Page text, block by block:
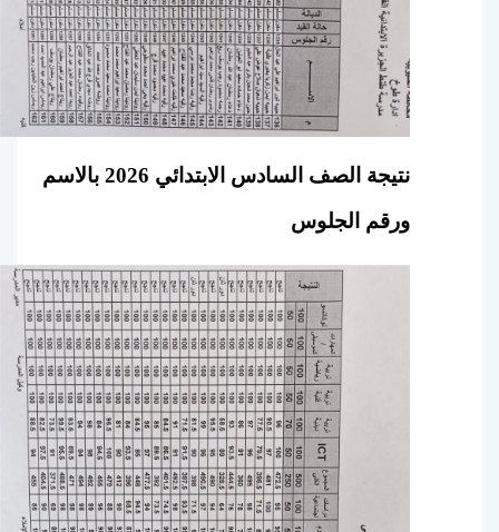
نتيجة الصف السادس الابتدائي 2026 بالاسم
ورقم الجلوس